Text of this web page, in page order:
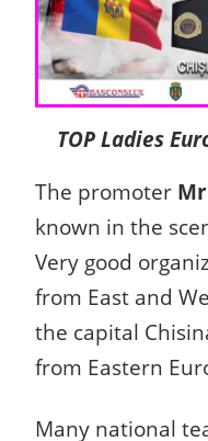
TOP Ladies
The promoter
known in the
Very good
from East and
the capital
from Eastern
Many national